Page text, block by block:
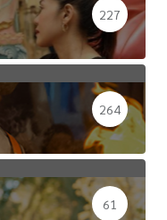
227
264
61